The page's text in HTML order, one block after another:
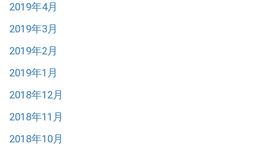
2019年4月
2019年3月
2019年2月
2019年1月
2018年12月
2018年11月
2018年10月